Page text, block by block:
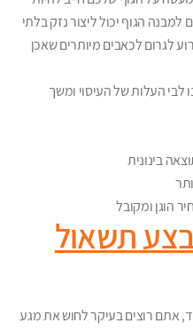
למבנה הגוף יכול ליצור נזק בלתי
לגרום לכאבים מיותרים שאכן
לבי העלות של העיסוי ומשך
בינונית
הוגן ומקובל
תשאול
אתם רוצים בעיקר לחוש את מגע